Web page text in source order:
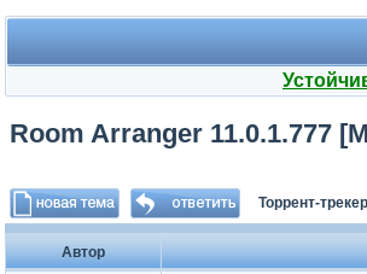
Room Arranger 11.0.1.777
Торрент-
Автор